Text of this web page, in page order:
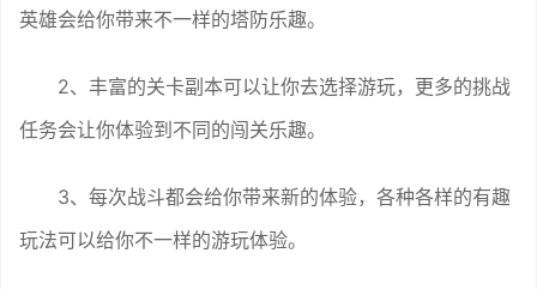
英雄会给你带来不一样的塔防乐趣。
2、丰富的关卡副本可以让你去选择游玩，更多的挑战
任务会让你体验到不同的闯关乐趣。
3、每次战斗都会给你带来新的体验，各种各样的有趣
玩法可以给你不一样的游玩体验。